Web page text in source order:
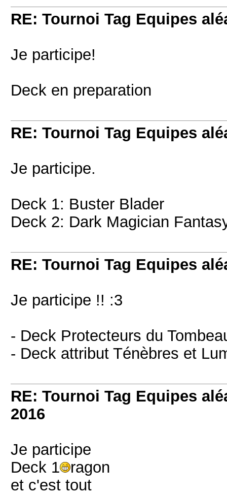
RE: Tournoi Tag Equipes
Je participe!
Deck en preparation
RE: Tournoi Tag Equipes
Je participe.
Deck 1: Buster Blader
Deck 2: Dark Magician
RE: Tournoi Tag Equipes
Je participe !! :3
- Deck Protecteurs du
- Deck attribut Ténèbres et
RE: Tournoi Tag Equipes
2016
Je participe
Deck 1
ragon
et c'est tout